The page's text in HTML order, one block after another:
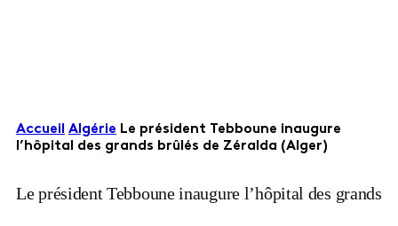
Accueil Algérie Le président Tebboune inaugure
l’hôpital des grands brûlés de Zéralda (Alger)
Le président Tebboune inaugure l’hôpital des grands